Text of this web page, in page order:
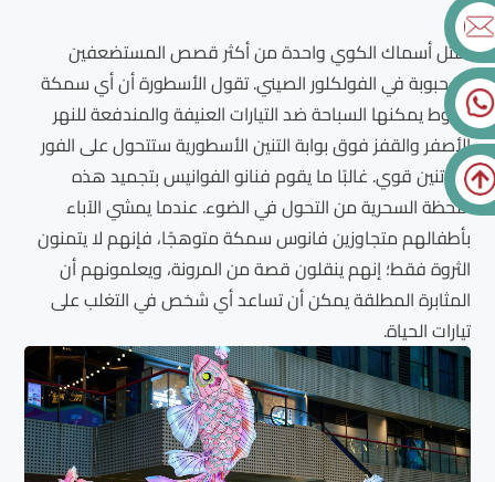
تمثل أسماك الكوي واحدة من أكثر قصص المستضعفين
المحبوبة في الفولكلور الصيني. تقول الأسطورة أن أي سمكة
شبوط يمكنها السباحة ضد التيارات العنيفة والمندفعة للنهر
الأصفر والقفز فوق بوابة التنين الأسطورية ستتحول على الفور
إلى تنين قوي. غالبًا ما يقوم فنانو الفوانيس بتجميد هذه
اللحظة السحرية من التحول في الضوء. عندما يمشي الآباء
بأطفالهم متجاوزين فانوس سمكة متوهجًا، فإنهم لا يتمنون
الثروة فقط؛ إنهم ينقلون قصة من المرونة، ويعلمونهم أن
المثابرة المطلقة يمكن أن تساعد أي شخص في التغلب على
تيارات الحياة.